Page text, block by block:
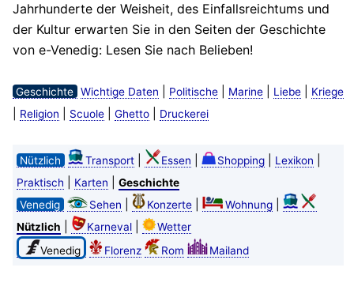
Jahrhunderte der Weisheit, des Einfallsreichtums und
der Kultur erwarten Sie in den Seiten der Geschichte
von e-Venedig: Lesen Sie nach Belieben!
Geschichte Wichtige Daten Politische| Marine| Liebe| Kriege
Religion Scuole| Ghetto| Druckerei
Nützlich Transport| Essen Shopping| Lexikon
Praktisch Karten
Geschichte
Venedig
Sehen Konzerte| Wohnung|
Nützlich Karneval|
Wetter
Venedig
Florenz Rom Mailand